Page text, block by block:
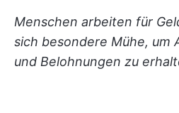
Menschen arbeiten für
sich besondere Mühe, um
und Belohnungen zu